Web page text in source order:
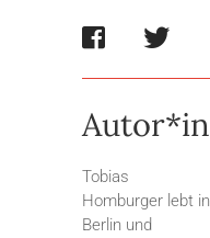
Autor*in
Tobias
Homburger lebt in
Berlin und